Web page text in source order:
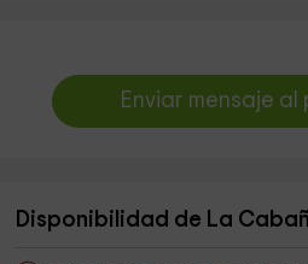
Enviar mensaje
Disponibilidad de La